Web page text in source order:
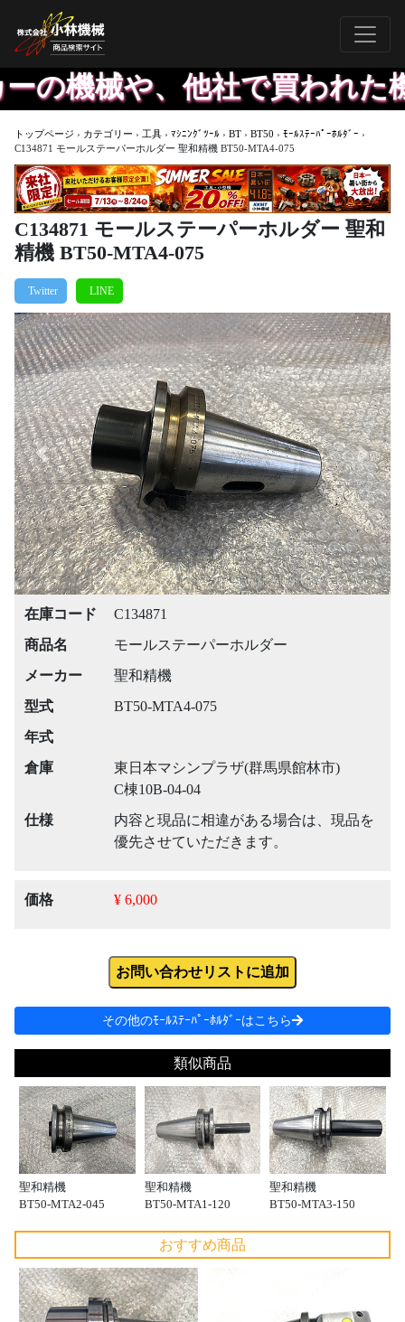
や、他社で買われた機械
トップページ › カテゴリー › 工具 › ﾏｼﾆﾝｸﾞﾂｰﾙ › BT › BT50 › ﾓｰﾙｽﾃｰﾊﾟｰﾎﾙﾀﾞｰ ›
C134871 モールステーパーホルダー 聖和精機 BT50-MTA4-075
C134871 モールステーパーホルダー 聖和
精機 BT50-MTA4-075
Previous Next
在庫コード
C134871
商品名
モールステーパーホルダー
メーカー
聖和精機
型式
BT50-MTA4-075
年式
倉庫
東日本マシンプラザ(群馬県館林市)
C棟10B-04-04
仕様
内容と現品に相違がある場合は、現品を
優先させていただきます。
価格 ¥ 6,000
お問い合わせリストに追加
その他のﾓｰﾙｽﾃｰﾊﾟｰﾎﾙﾀﾞｰはこちら
類似商品
聖和精機
BT50-MTA2-045
聖和精機
BT50-MTA1-120
聖和精機
BT50-MTA3-150
おすすめ商品